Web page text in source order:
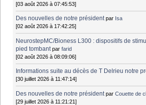
[03 août 2026 à 07:45:53]
Des nouvelles de notre président par Isa
[02 août 2026 à 17:42:25]
NeurostepMC/Bioness L300 : dispositifs de
pied tombant parfarid
[02 août 2026 à 08:09:06]
Informations suite au décès de T Delrieu notre
[30 juillet 2026 à 11:47:14]
Des nouvelles de notre président parCouette de
[29 juillet 2026 à 11:21:21]